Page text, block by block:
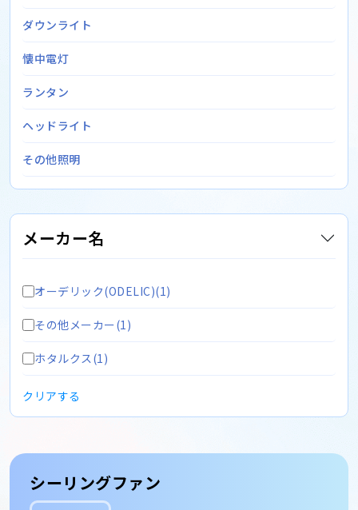
ダウンライト
懐中電灯
ランタン
ヘッドライト
その他照明
メーカー名
オーデリック(ODELIC)(1)
その他メーカー(1)
ホタルクス(1)
クリアする
シーリングファン